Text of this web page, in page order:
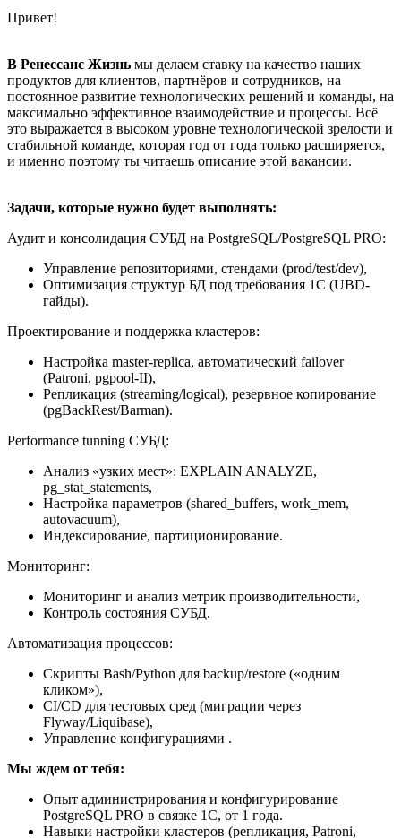
Привет!
В Ренессанс Жизнь мы делаем ставку на качество наших
продуктов для клиентов, партнёров и сотрудников, на
постоянное развитие технологических решений и команды, на
максимально эффективное взаимодействие и процессы. Всё
это выражается в высоком уровне технологической зрелости и
стабильной команде, которая год от года только расширяется,
и именно поэтому ты читаешь описание этой вакансии.
Задачи, которые нужно будет выполнять:
Аудит и консолидация СУБД на PostgreSQL/PostgreSQL PRO:
Управление репозиториями, стендами (prod/test/dev),
Оптимизация структур БД под требования 1С (UBD-
гайды).
Проектирование и поддержка кластеров:
Настройка master-replica, автоматический failover
(Patroni, pgpool-II),
Репликация (streaming/logical), резервное копирование
(pgBackRest/Barman).
Performance tunning СУБД:
Анализ «узких мест»: EXPLAIN ANALYZE,
pg_stat_statements,
Настройка параметров (shared_buffers, work_mem,
autovacuum),
Индексирование, партиционирование.
Мониторинг:
Мониторинг и анализ метрик производительности,
Контроль состояния СУБД.
Автоматизация процессов:
Скрипты Bash/Python для backup/restore («одним
кликом»),
CI/CD для тестовых сред (миграции через
Flyway/Liquibase),
Управление конфигурациями .
Мы ждем от тебя:
Опыт администрирования и конфигурирование
PostgreSQL PRO в связке 1С, от 1 года.
Навыки настройки кластеров (репликация, Patroni,